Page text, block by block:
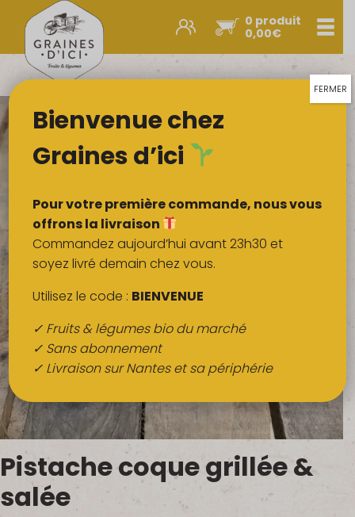
0 produit
0,00€
Promos et nouveautés
Légumes & œufs
Fruits
Viandes
Boulangerie
Crémerie
Poissons
Épicerie sucrée
Épices
Boissons
QUI SOMMES-NOUS ?
FRUITS BIO AU BUREAU
NOS PRODUCTEURS
Pistache coque grillée &
salée
Bienvenue chez
Graines d’ici
Pour votre première commande, nous vous
offrons la livraison
Commandez aujourd’hui avant 23h30 et
soyez livré demain chez vous.
Utilisez le code : BIENVENUE
✓ Fruits & légumes bio du marché
✓ Sans abonnement
✓ Livraison sur Nantes et sa périphérie
FERMER